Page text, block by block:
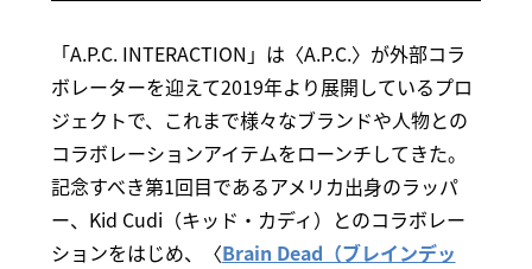
「A.P.C. INTERACTION」は〈A.P.C.〉が外部コラ
ボレーターを迎えて2019年より展開しているプロ
ジェクトで、これまで様々なブランドや人物との
コラボレーションアイテムをローンチしてきた。
記念すべき第1回目であるアメリカ出身のラッパ
ー、Kid Cudi（キッド・カディ）とのコラボレー
ションをはじめ、〈Brain Dead（ブレインデッ